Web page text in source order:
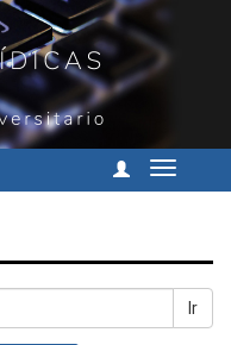
Cambiar
Ir